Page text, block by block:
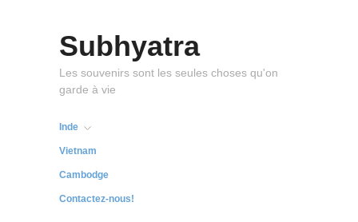
Subhyatra
Les souvenirs sont les seules choses qu'on
garde à vie
Inde
Vietnam
Cambodge
Contactez-nous!